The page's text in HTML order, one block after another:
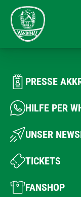
PRESSE
HILFE PER
UNSER
TICKETS
FANSHOP